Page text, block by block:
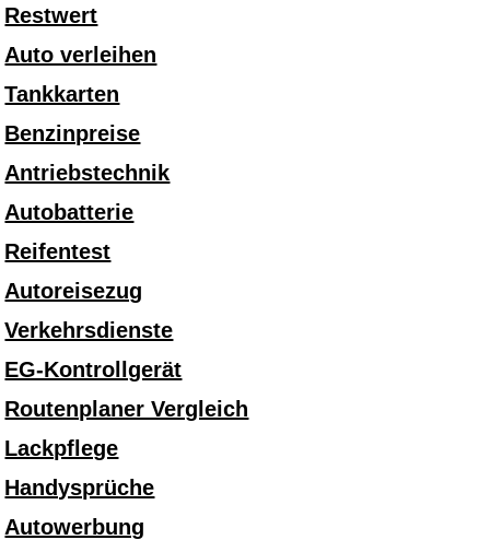
Restwert
Auto verleihen
Tankkarten
Benzinpreise
Antriebstechnik
Autobatterie
Reifentest
Autoreisezug
Verkehrsdienste
EG-Kontrollgerät
Routenplaner Vergleich
Lackpflege
Handysprüche
Autowerbung